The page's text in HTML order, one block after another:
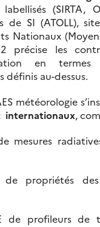
(SIRTA,
de SI (ATOLL),
Nationaux
précise les
en
définis au-dessus.
météorologie
internationaux,
mesures
de propriétés
de profileurs de